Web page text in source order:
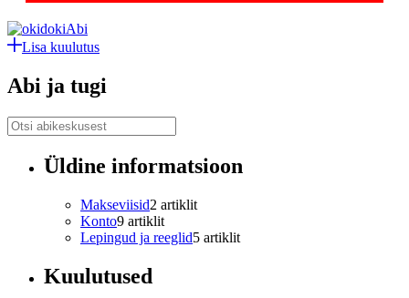
Abi
Lisa kuulutus
Abi ja tugi
Üldine informatsioon
Makseviisid2 artiklit
Konto9 artiklit
Lepingud ja reeglid5 artiklit
Kuulutused